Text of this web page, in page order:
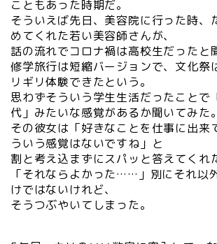
こともあった時期だ。
そういえば先日、美容院に行った時、
めてくれた若い美容師さんが、
話の流れでコロナ禍は高校生だったと
修学旅行は短縮バージョンで、文化祭
リギリ体験できたという。
思わずそういう学生生活だったことで
代」みたいな感覚があるか聞いてみた。
その彼女は「好きなことを仕事に出来
ういう感覚はないですね」と
割と考え込まずにスパッと答えてくれ
「それならよかった……」別にそれ以
けではないけれど、
そうつぶやいてしまった。